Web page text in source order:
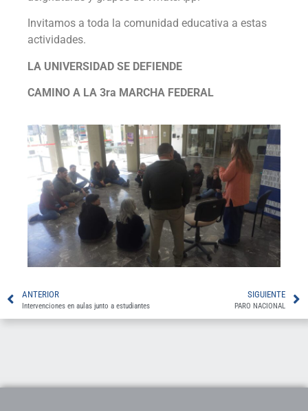
Invitamos a toda la comunidad educativa a estas
actividades.
LA UNIVERSIDAD SE DEFIENDE
CAMINO A LA 3ra MARCHA FEDERAL
ANTERIOR
Intervenciones en aulas junto a estudiantes
SIGUIENTE
PARO NACIONAL